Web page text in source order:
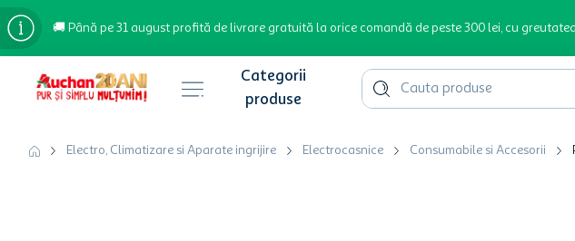
🚚 Până pe 31 august profită de livrare gratuită la orice comandă de peste 300 lei, cu
Cauta produse
Electro, Climatizare si Aparate ingrijire Electrocasnice Consumabile si Accesorii